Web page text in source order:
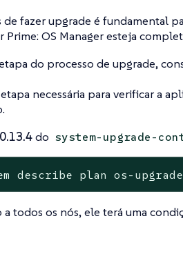
fazer upgrade é fundamental
Prime: OS Manager esteja
do processo de upgrade,
necessária para verificar a
do system-upgrade-
describe plan os-
todos os nós, ele terá uma